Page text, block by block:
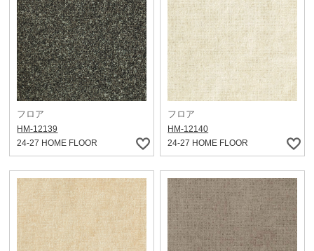
フロア
HM-12139
24-27 HOME FLOOR
フロア
HM-12140
24-27 HOME FLOOR